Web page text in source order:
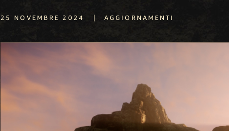
25 NOVEMBRE 2024 | AGGIORNAMENTI